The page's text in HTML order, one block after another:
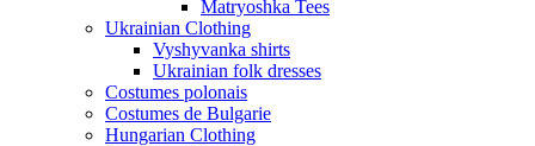
Matryoshka Tees
Ukrainian Clothing
Vyshyvanka shirts
Ukrainian folk dresses
Costumes polonais
Costumes de Bulgarie
Hungarian Clothing